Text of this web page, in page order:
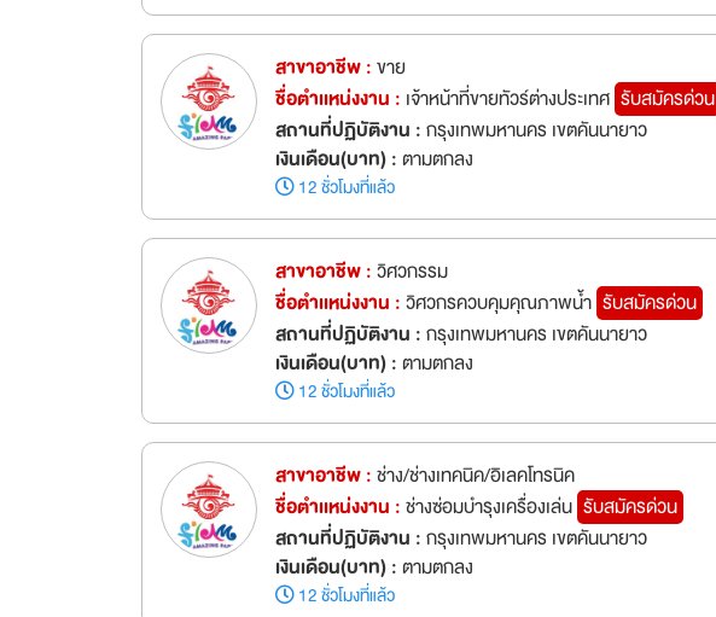
สาขาอาชีพ :ขาย
ชื่อตำเเหน่งงาน : เจ้าหน้าที่ขายทัวร์ต่างประเทศ รับสมัครด่วน
สถานที่ปฏิบัติงาน :กรุงเทพมหานคร เขตคันนายาว
เงินเดือน(บาท) :ตามตกลง
12 ชั่วโมงที่แล้ว
สาขาอาชีพ :วิศวกรรม
ชื่อตำเเหน่งงาน :วิศวกรควบคุมคุณภาพน้ำ รับสมัครด่วน
สถานที่ปฏิบัติงาน :กรุงเทพมหานคร เขตคันนายาว
เงินเดือน(บาท) :ตามตกลง
12 ชั่วโมงที่แล้ว
สาขาอาชีพ :ช่าง/ช่างเทคนิค/อิเลคโทรนิค
ชื่อตำเเหน่งงาน :ช่างซ่อมบำรุงเครื่องเล่น รับสมัครด่วน
สถานที่ปฏิบัติงาน :กรุงเทพมหานคร เขตคันนายาว
เงินเดือน(บาท) :ตามตกลง
12 ชั่วโมงที่แล้ว